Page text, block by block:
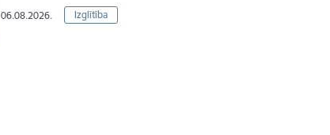
06.08.2026. Izglītība